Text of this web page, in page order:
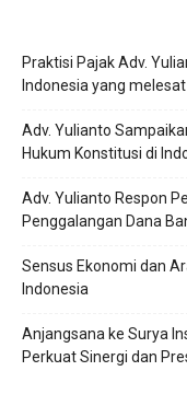
Praktisi Pajak Adv.
Indonesia yang melesat
Adv. Yulianto
Hukum Konstitusi di
Adv. Yulianto Respon
Penggalangan Dana
Sensus Ekonomi dan
Indonesia
Anjangsana ke Surya
Perkuat Sinergi dan